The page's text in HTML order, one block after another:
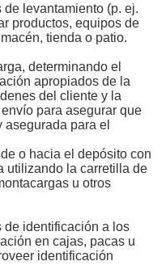
levantamiento (p. ej.
productos, equipos de
tienda o patio.
determinando el
apropiados de la
del cliente y la
para asegurar que
asegurada para el
o hacia el depósito con
utilizando la carretilla de
u otros
de identificación a los
en cajas, pacas u
identificación